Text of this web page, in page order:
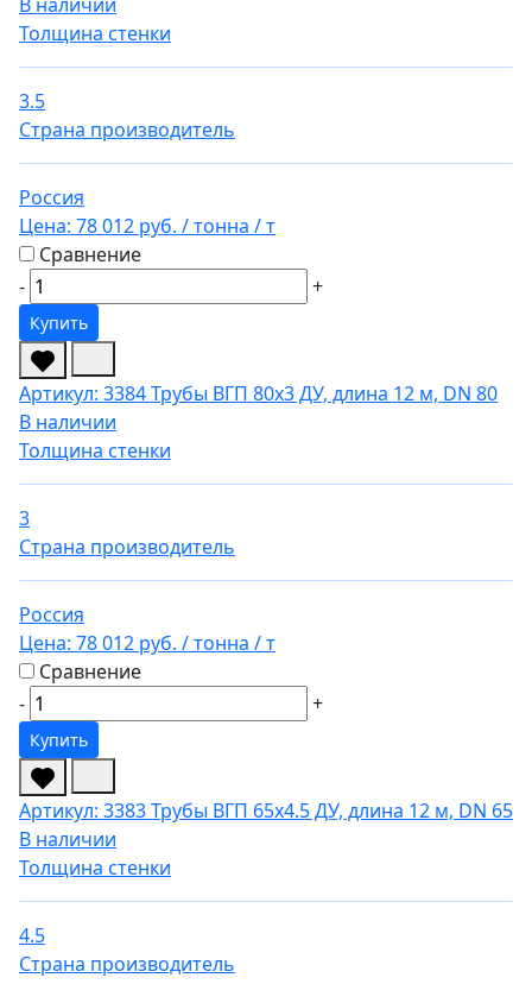
Толщина стенки
3.5
Страна производитель
Россия
Цена: 78 012 руб. / тонна / т
Сравнение
-
+
Купить
Артикул: 3384Трубы ВГП 80х3 ДУ, длина 12 м, DN 80
В наличии
Толщина стенки
3
Страна производитель
Россия
Цена: 78 012 руб. / тонна / т
Сравнение
-
+
Купить
Артикул: 3383Трубы ВГП 65х4.5 ДУ, длина 12 м, DN 65
В наличии
Толщина стенки
4.5
Страна производитель